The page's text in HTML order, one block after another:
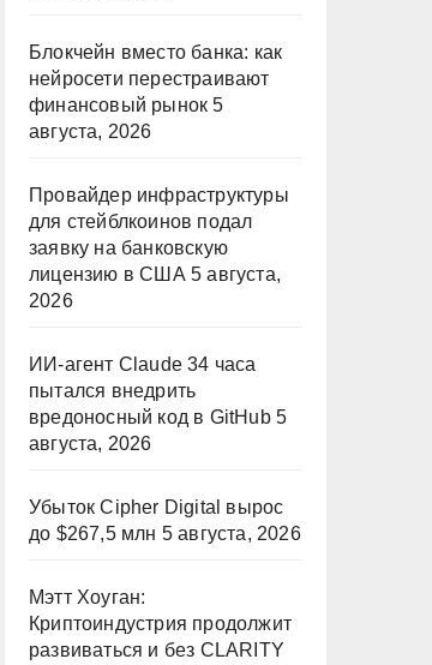
Блокчейн вместо банка: как
нейросети перестраивают
финансовый рынок 5
августа, 2026
Провайдер инфраструктуры
для стейблкоинов подал
заявку на банковскую
лицензию в США 5 августа,
2026
ИИ-агент Claude 34 часа
пытался внедрить
вредоносный код в GitHub 5
августа, 2026
Убыток Cipher Digital вырос
до $267,5 млн 5 августа, 2026
Мэтт Хоуган:
Криптоиндустрия продолжит
развиваться и без CLARITY